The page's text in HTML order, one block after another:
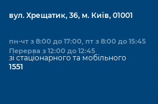
вул. Хрещатик, 36, м. Київ, 01001
пн-чт з 8:00 до 17:00, пт з 8:00 до 15:45
Перерва з 12:00 до 12:45
зі стаціонарного та мобільного
1551